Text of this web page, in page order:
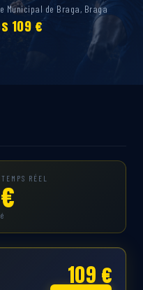
Municipal de Braga, Braga
109 €
RÉEL
109 €